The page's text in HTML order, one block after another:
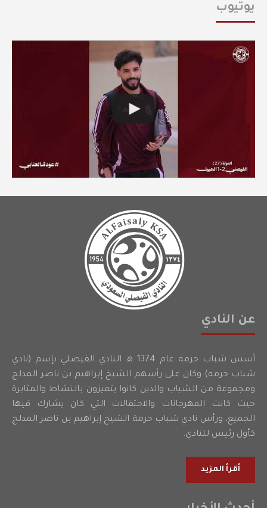
يوتيوب
عن النادي
أسس شباب حرمه عام 1374 هـ النادي الفيصلي بإسم (نادي
شباب حرمه) وكان على رأسهم الشيخ إبراهيم بن ناصر المدلج
ومجموعة من الشباب والذين كانوا يتميزون بالنشاط والمثابرة
حيث كانت المهرجانات والاحتفالات التي كان يشارك فيها
الجميع، ورأس نادي شباب حرمة الشيخ إبراهيم بن ناصر المدلج
كأول رئيس للنادي.
أقرأ المزيد